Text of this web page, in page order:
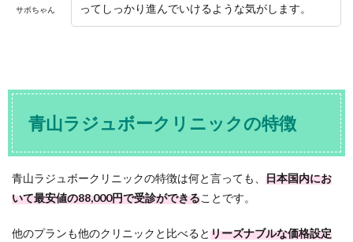
サボちゃん
ってしっかり進んでいけるような気がします。
青山ラジュボークリニックの特徴
青山ラジュボークリニックの特徴は何と言っても、 日本国内にお
いて最安値の88,000円で受診ができることです。
他のプランも他のクリニックと比べるとリーズナブルな価格設定